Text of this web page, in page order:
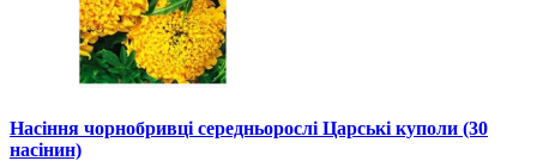
Насіння чорнобривці середньорослі Царські куполи (30
насінин)